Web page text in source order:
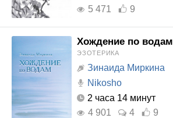
5 471
9
Хождение по водам
ЭЗОТЕРИКА
Зинаида Миркина
Nikosho
2 часа 14 минут
4 901
4 9